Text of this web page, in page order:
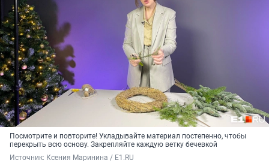
Посмотрите и повторите! Укладывайте материал постепенно, чтобы
перекрыть всю основу. Закрепляйте каждую ветку бечевкой
Источник: Ксения Маринина / E1.RU